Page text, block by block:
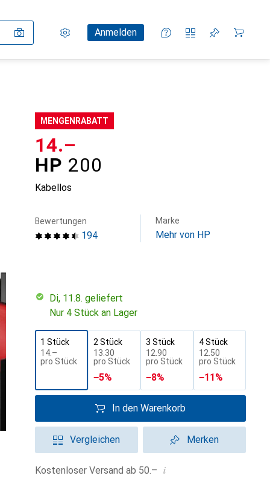
Einstellungen
KundenkontoAnmelden
Vergleichslisten
Merklisten
Warenkorb
MENGENRABATT
HP 200
Kabellos
CHF
14.–
194
Bewertungen Marke
Mehr von HP
Di, 11.8. geliefert
Nur 4 Stück an Lager
1 Stück
CHF
14.–
pro Stück
2 Stück
CHF
13.30
pro Stück
−5%
3 Stück
CHF
12.90
pro Stück
−8%
4 Stück
CHF
12.50
pro Stück
−11%
In den Warenkorb
Vergleichen Merken
Kostenloser Versand ab 50.– i